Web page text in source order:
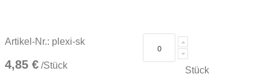
Artikel-Nr.: plexi-sk
4,85 € /Stück Stück